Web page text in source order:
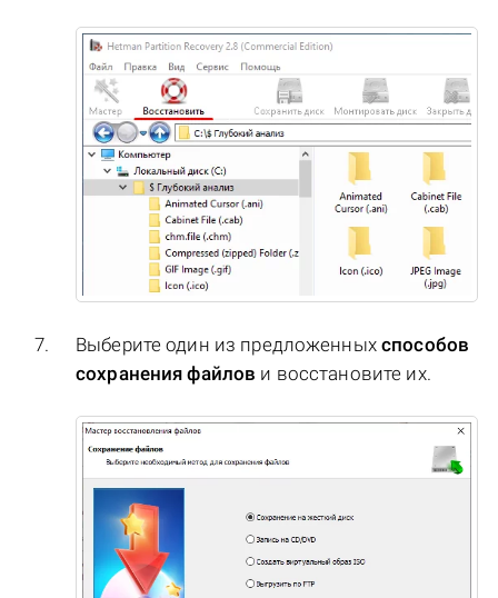
Выберите один из предложенных способов
сохранения файлов и восстановите их.